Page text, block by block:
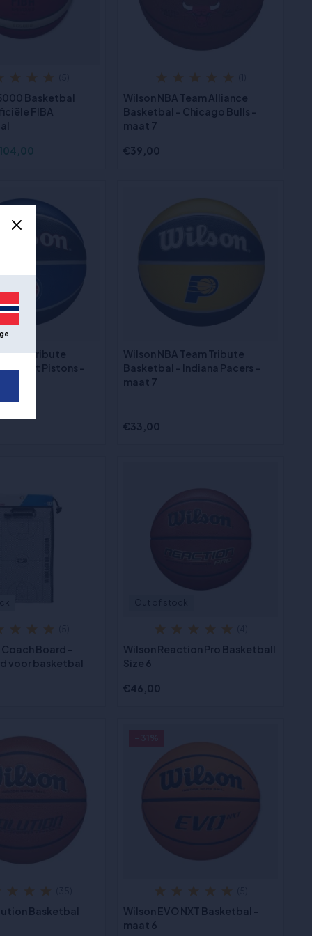
Basketbal
FIBA
Wilson NBA Team Alliance
Basketbal - Chicago Bulls -
maat 7
€39,00
Team Tribute
Detroit Pistons -
Wilson NBA Team Tribute
Basketbal - Indiana Pacers -
maat 7
€33,00
Coach Board -
voor basketbal
Wilson Reaction Pro Basketball
Size 6
€46,00
Basketbal
Wilson EVO NXT Basketbal -
maat 6